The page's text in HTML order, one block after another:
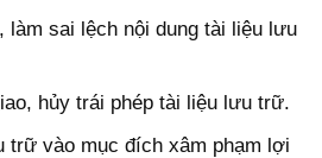
làm sai lệch nội dung tài liệu lưu
hủy trái phép tài liệu lưu trữ.
trữ vào mục đích xâm phạm lợi